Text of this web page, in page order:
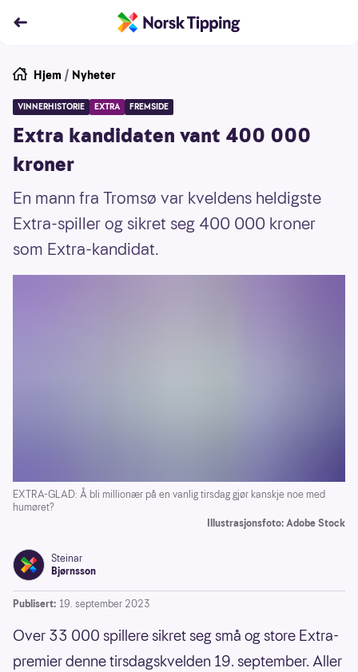
Hjem / Nyheter
VINNERHISTORIE EXTRA FREMSIDE
Extra kandidaten vant 400 000
kroner
En mann fra Tromsø var kveldens heldigste
Extra-spiller og sikret seg 400 000 kroner
som Extra-kandidat.
EXTRA-GLAD: Å bli millionær på en vanlig tirsdag gjør kanskje noe med
humøret?
Illustrasjonsfoto: Adobe Stock
Steinar
Bjørnsson
Publisert: 19. september 2023
Over 33 000 spillere sikret seg små og store Extra-
premier denne tirsdagskvelden 19. september. Aller